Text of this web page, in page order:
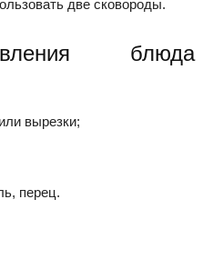
две сковороды.
блюда
вырезки;
перец.